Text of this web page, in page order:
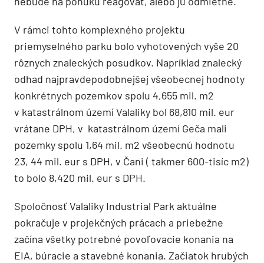
V rámci tohto komplexného projektu
priemyselného parku bolo vyhotovených vyše 20
rôznych znaleckých posudkov. Napríklad znalecký
odhad najpravdepodobnejšej všeobecnej hodnoty
konkrétnych pozemkov spolu 4,655 mil. m2
v katastrálnom území Valaliky bol 68,810 mil. eur
vrátane DPH, v katastrálnom území Geča mali
pozemky spolu 1,64 mil. m2 všeobecnú hodnotu
23, 44 mil. eur s DPH, v Čani ( takmer 600-tisíc m2)
to bolo 8,420 mil. eur s DPH.
Spoločnosť Valaliky Industrial Park aktuálne
pokračuje v projekčných prácach a priebežne
začína všetky potrebné povoľovacie konania na
EIA, búracie a stavebné konania. Začiatok hrubých